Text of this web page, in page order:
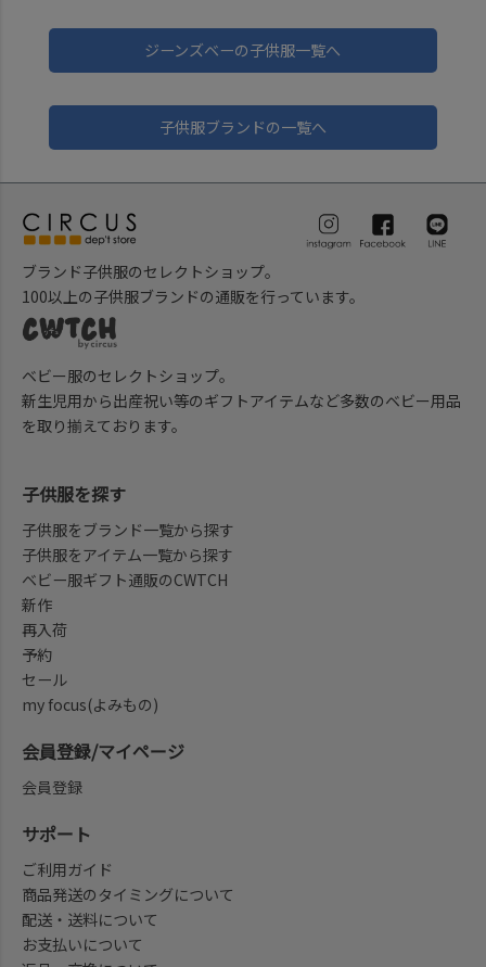
ジーンズベーの子供服一覧へ
子供服ブランドの一覧へ
ブランド子供服のセレクトショップ。
100以上の子供服ブランドの通販を行っています。
ベビー服のセレクトショップ。
新生児用から出産祝い等のギフトアイテムなど多数のベビー用品
を取り揃えております。
子供服を探す
子供服をブランド一覧から探す
子供服をアイテム一覧から探す
ベビー服ギフト通販のCWTCH
新作
再入荷
予約
セール
my focus(よみもの)
会員登録/マイページ
会員登録
サポート
ご利用ガイド
商品発送のタイミングについて
配送・送料について
お支払いについて